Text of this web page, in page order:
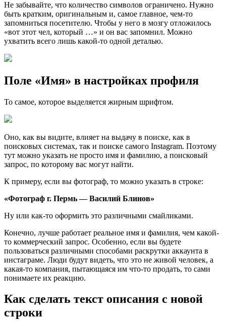
Не забывайте, что количество символов ограничено. Нужно
быть кратким, оригинальным и, самое главное, чем-то
запомниться посетителю. Чтобы у него в мозгу отложилось
«вот этот чел, который …» и он вас запомнил. Можно
ухватить всего лишь какой-то одной деталью.
Поле «Имя» в настройках профиля
То самое, которое выделяется жирным шрифтом.
Оно, как вы видите, влияет на выдачу в поиске, как в
поисковых системах, так и поиске самого Instagram. Поэтому
тут можно указать не просто имя и фамилию, а поисковый
запрос, по которому вас могут найти.
К примеру, если вы фотограф, то можно указать в строке:
«Фотограф г. Пермь — Василий Блинов»
Ну или как-то оформить это различными смайликами.
Конечно, лучше работает реальное имя и фамилия, чем какой-
то коммерческий запрос. Особенно, если вы будете
пользоваться различными способами раскрутки аккаунта в
инстаграме. Люди будут видеть, что это не живой человек, а
какая-то компания, пытающаяся им что-то продать, то сами
понимаете их реакцию.
Как сделать текст описания с новой
строки